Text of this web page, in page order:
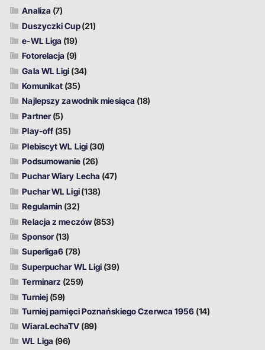
Analiza (7)
Duszyczki Cup(21)
e-WL Liga (19)
Fotorelacja (9)
Gala WL Ligi (34)
Komunikat (35)
Najlepszy zawodnik miesiąca (18)
Partner(5)
Play-off (35)
Plebiscyt WL Ligi (30)
Podsumowanie (26)
Puchar Wiary Lecha (47)
Puchar WL Ligi(138)
Regulamin (32)
Relacja z meczów(853)
Sponsor(13)
Superliga6 (78)
Superpuchar WL Ligi (39)
Terminarz (259)
Turniej (59)
Turniej pamięci Poznańskiego Czerwca 1956 (14)
WiaraLechaTV (89)
WL Liga (96)